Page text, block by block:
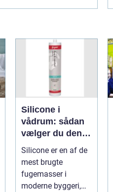
Silicone i
vådrum: sådan
vælger du den
rigtige
fugemasse
Silicone er en af de
mest brugte
fugemasser i
moderne byggeri,